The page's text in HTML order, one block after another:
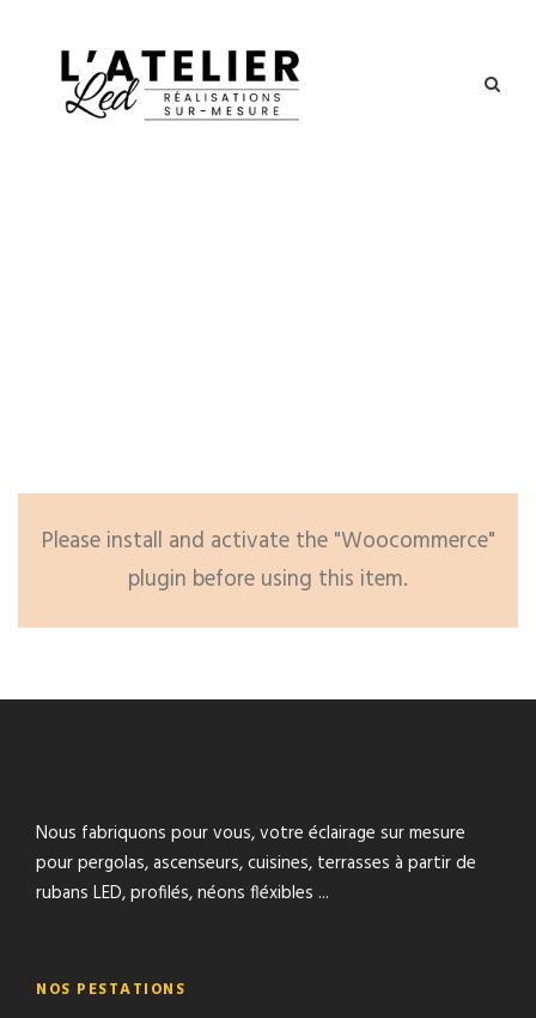
Please install and activate the "Woocommerce"
plugin before using this item.
Nous fabriquons pour vous, votre éclairage sur mesure
pour pergolas, ascenseurs, cuisines, terrasses à partir de
rubans LED, profilés, néons fléxibles ...
NOS PESTATIONS